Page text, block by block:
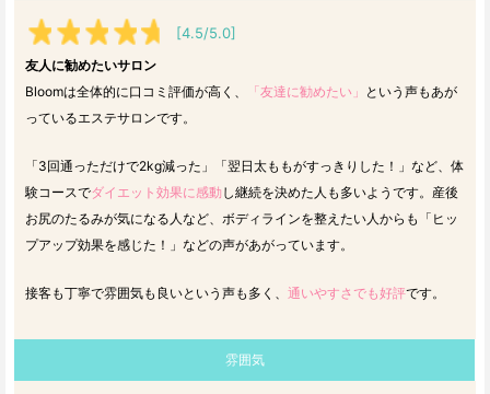
[4.5/5.0]
友人に勧めたいサロン
Bloomは全体的に口コミ評価が高く、
「友達に勧めたい」 という声もあが
っているエステサロンです。
「3回通っただけで2kg減った」「翌日太ももがすっきりした！」など、体
験コースでダイエット効果に感動 し継続を決めた人も多いようです。産後
お尻のたるみが気になる人など、ボディラインを整えたい人からも「ヒッ
プアップ効果を感じた！」などの声があがっています。
接客も丁寧で雰囲気も良いという声も多く、 通いやすさでも好評です。
雰囲気